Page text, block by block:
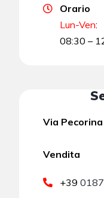
Orario
Lun-Ven:
08:30 –
Via
Vendita
+39